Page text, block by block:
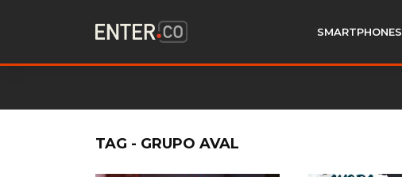
SMARTPHONES
TAG - GRUPO AVAL